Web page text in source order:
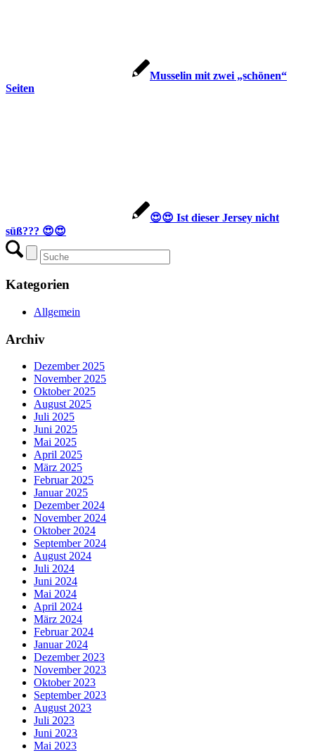
Musselin mit zwei „schönen“
Seiten
😍😍 Ist dieser Jersey nicht
süß??? 😍😍
Kategorien
Allgemein
Archiv
Dezember 2025
November 2025
Oktober 2025
August 2025
Juli 2025
Juni 2025
Mai 2025
April 2025
März 2025
Februar 2025
Januar 2025
Dezember 2024
November 2024
Oktober 2024
September 2024
August 2024
Juli 2024
Juni 2024
Mai 2024
April 2024
März 2024
Februar 2024
Januar 2024
Dezember 2023
November 2023
Oktober 2023
September 2023
August 2023
Juli 2023
Juni 2023
Mai 2023